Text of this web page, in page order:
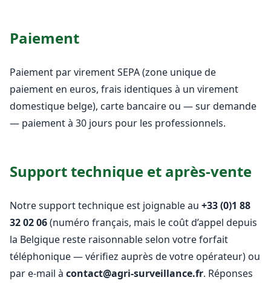
Paiement
Paiement par virement SEPA (zone unique de
paiement en euros, frais identiques à un virement
domestique belge), carte bancaire ou — sur demande
— paiement à 30 jours pour les professionnels.
Support technique et après-vente
Notre support technique est joignable au +33 (0)1 88
32 02 06(numéro français, mais le coût d’appel depuis
la Belgique reste raisonnable selon votre forfait
téléphonique — vérifiez auprès de votre opérateur) ou
par e-mail à contact@agri-surveillance.fr. Réponses